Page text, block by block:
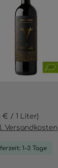
€ / 1 Liter)
Versandkosten
1-3 Tage